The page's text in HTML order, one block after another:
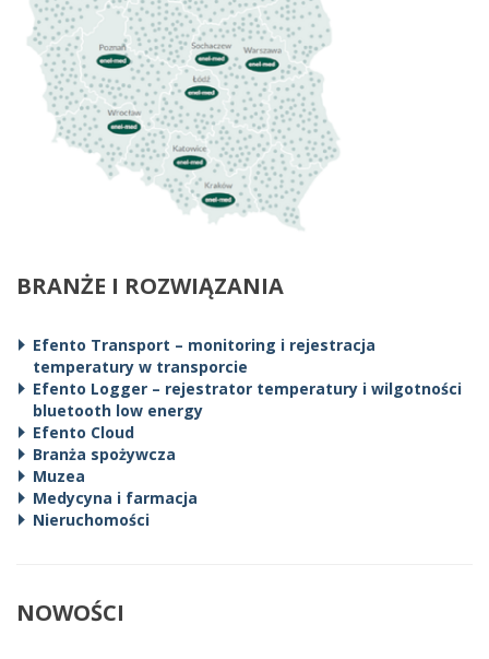
BRANŻE I ROZWIĄZANIA
Efento Transport – monitoring i rejestracja
temperatury w transporcie
Efento Logger – rejestrator temperatury i wilgotności
bluetooth low energy
Efento Cloud
Branża spożywcza
Muzea
Medycyna i farmacja
Nieruchomości
NOWOŚCI